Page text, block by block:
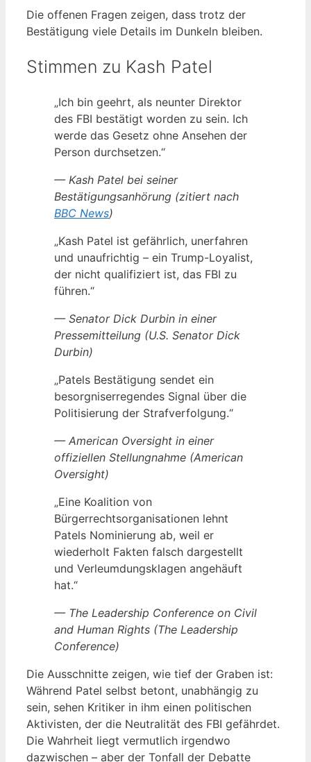
Die offenen Fragen zeigen, dass trotz der
Bestätigung viele Details im Dunkeln bleiben.
Stimmen zu Kash Patel
„Ich bin geehrt, als neunter Direktor
des FBI bestätigt worden zu sein. Ich
werde das Gesetz ohne Ansehen der
Person durchsetzen.“
— Kash Patel bei seiner
Bestätigungsanhörung (zitiert nach
BBC News)
„Kash Patel ist gefährlich, unerfahren
und unaufrichtig – ein Trump-Loyalist,
der nicht qualifiziert ist, das FBI zu
führen.“
— Senator Dick Durbin in einer
Pressemitteilung (U.S. Senator Dick
Durbin)
„Patels Bestätigung sendet ein
besorgniserregendes Signal über die
Politisierung der Strafverfolgung.“
— American Oversight in einer
offiziellen Stellungnahme (American
Oversight)
„Eine Koalition von
Bürgerrechtsorganisationen lehnt
Patels Nominierung ab, weil er
wiederholt Fakten falsch dargestellt
und Verleumdungsklagen angehäuft
hat.“
— The Leadership Conference on Civil
and Human Rights (The Leadership
Conference)
Die Ausschnitte zeigen, wie tief der Graben ist:
Während Patel selbst betont, unabhängig zu
sein, sehen Kritiker in ihm einen politischen
Aktivisten, der die Neutralität des FBI gefährdet.
Die Wahrheit liegt vermutlich irgendwo
dazwischen – aber der Tonfall der Debatte